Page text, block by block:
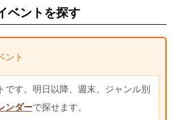
ベントを探す
ント
です。明日以降、週末、ジャンル別
ンダーで探せます。